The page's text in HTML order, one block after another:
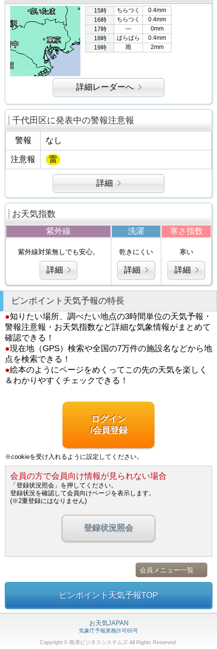
15時 ちらつく
0.4mm
16時
ちらつく
0.4mm
17時
―
0mm
18時
ぱらぱら
0.4mm
19時
雨 2mm
詳細レーダーへ
千代田区に発表中の警報注意報
警報 なし
注意報 雷
詳細
お天気指数
紫外線 洗濯 寒さ指数
紫外線対策無しでも安心。
詳細
乾きにくい
詳細
寒い
詳細
ピンポイント天気予報の特長
●知りたい場所、調べたい地点の3時間単位の天気予報・
警報注意報・お天気指数など詳細な気象情報がまとめて
確認できる！
●現在地（GPS）検索や全国の7万件の施設名などから地
点を検索できる！
●絵本のようにページをめくってこの先の天気を楽しく
＆わかりやすくチェックできる！
ログイン
/会員登録
※cookieを受け入れるように設定してください。
会員の方で会員向け情報が見られない場合
「登録状況照会」を押してください。
登録状況を確認して会員向けページを表示します。
(※2重登録にはなりません)
登録状況照会
会員メニュー一覧
ピンポイント天気予報TOP
お天気JAPAN
気象庁予報業務許可65号
Copyright © 島津ビジネスシステムズ All Rights Reserved.